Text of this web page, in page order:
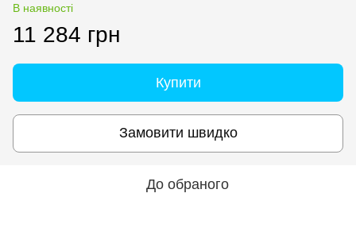
В наявності
11 284 грн
Купити
Замовити швидко
До обраного